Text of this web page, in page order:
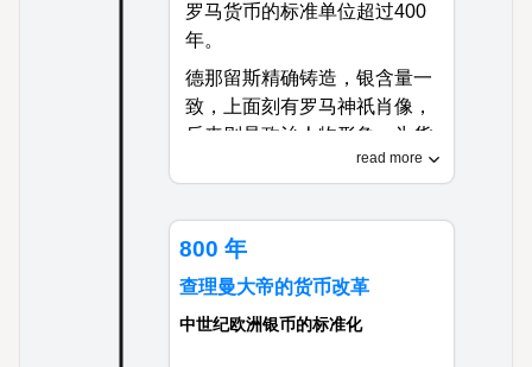
罗马货币的标准单位超过400
年。
德那留斯精确铸造，银含量一
致，上面刻有罗马神祇肖像，
后来则是政治人物形象，为货
币上的政治图像设立了先例。
成为横跨欧洲、北非和亚洲部
分地区的主要贸易货币。
read more
800 年
查理曼大帝的货币改革
中世纪欧洲银币的标准化